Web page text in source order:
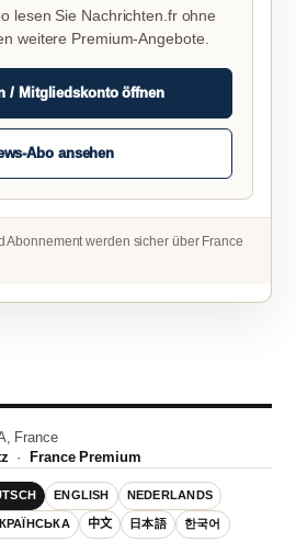
lesen Sie Nachrichten.fr ohne
weitere Premium-Angebote.
/ Mitgliedskonto öffnen
Abo ansehen
Abonnement werden sicher über France
France
·France Premium
ENGLISH NEDERLANDS
中文 日本語 한국어